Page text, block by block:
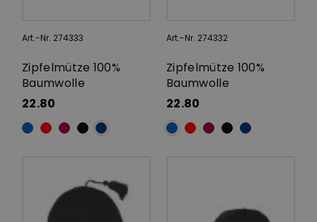
Art.-Nr. 274333
Zipfelmütze 100%
Baumwolle
22.80
Art.-Nr. 274332
Zipfelmütze 100%
Baumwolle
22.80